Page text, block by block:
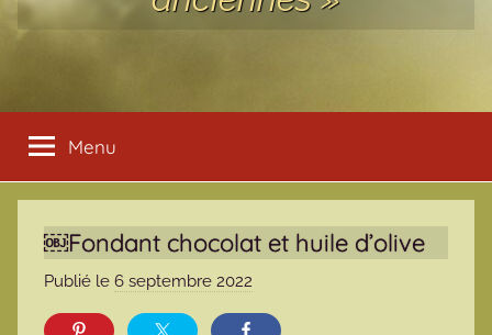
Menu
￼Fondant chocolat et huile d’olive
Publié le 6 septembre 2022
a